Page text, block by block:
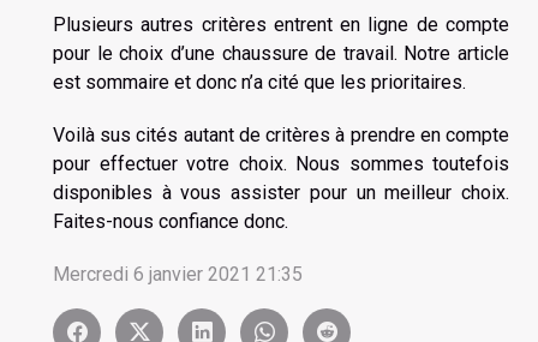
Plusieurs autres critères entrent en ligne de compte
pour le choix d’une chaussure de travail. Notre article
est sommaire et donc n’a cité que les prioritaires.
Voilà sus cités autant de critères à prendre en compte
pour effectuer votre choix. Nous sommes toutefois
disponibles à vous assister pour un meilleur choix.
Faites-nous confiance donc.
Mercredi 6 janvier 2021 21:35